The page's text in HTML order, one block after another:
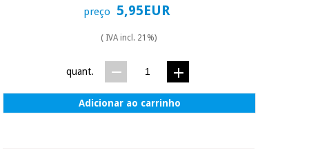
preço 5,95EUR
( IVA incl. 21%)
quant.
Adicionar ao carrinho